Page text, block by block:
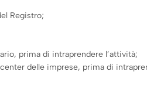
Registro;
prima di intraprendere l’attività;
delle imprese, prima di